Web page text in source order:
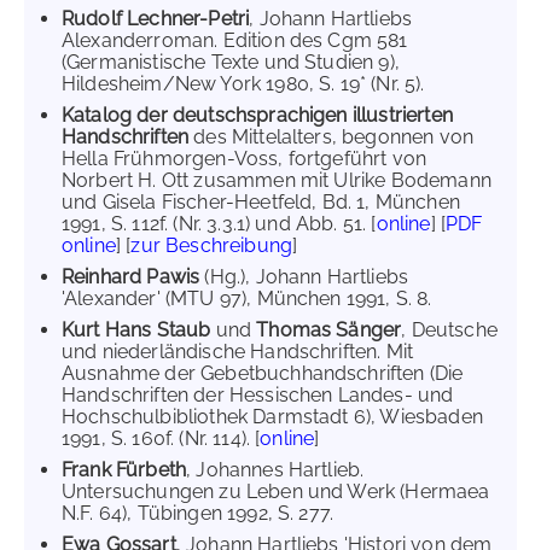
Rudolf Lechner-Petri, Johann Hartliebs
Alexanderroman. Edition des Cgm 581
(Germanistische Texte und Studien 9),
Hildesheim/New York 1980, S. 19* (Nr. 5).
Katalog der deutschsprachigen illustrierten
Handschriften des Mittelalters, begonnen von
Hella Frühmorgen-Voss, fortgeführt von
Norbert H. Ott zusammen mit Ulrike Bodemann
und Gisela Fischer-Heetfeld, Bd. 1, München
1991, S. 112f. (Nr. 3.3.1) und Abb. 51. [online] [PDF
online] [zur Beschreibung]
Reinhard Pawis(Hg.), Johann Hartliebs
'Alexander' (MTU 97), München 1991, S. 8.
Kurt Hans Staub undThomas Sänger, Deutsche
und niederländische Handschriften. Mit
Ausnahme der Gebetbuchhandschriften (Die
Handschriften der Hessischen Landes- und
Hochschulbibliothek Darmstadt 6), Wiesbaden
1991, S. 160f. (Nr. 114). [online]
Frank Fürbeth, Johannes Hartlieb.
Untersuchungen zu Leben und Werk (Hermaea
N.F. 64), Tübingen 1992, S. 277.
Ewa Gossart, Johann Hartliebs 'Histori von dem